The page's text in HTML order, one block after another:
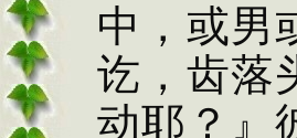
中，或男
讫，齿落
动耶？』